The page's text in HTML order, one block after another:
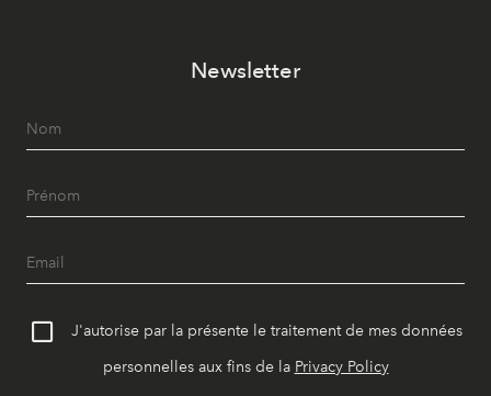
Newsletter
J'autorise par la présente le traitement de mes données
personnelles aux fins de la Privacy Policy